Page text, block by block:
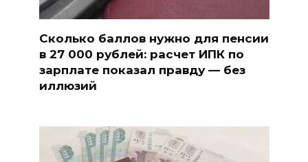
Сколько баллов нужно для пенсии
в 27 000 рублей: расчет ИПК по
зарплате показал правду — без
иллюзий